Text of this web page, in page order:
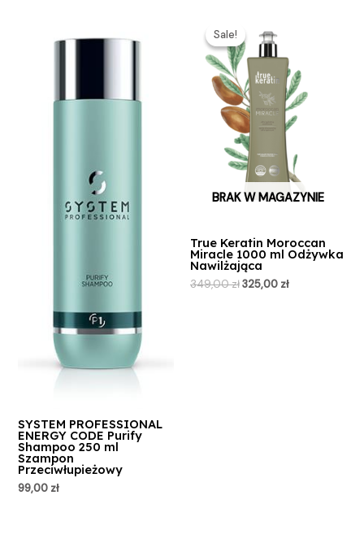
SYSTEM PROFESSIONAL
ENERGY CODE Purify
Shampoo 250 ml
Szampon
Przeciwłupieżowy
99,00 zł
Sale!
BRAK W MAGAZYNIE
Sale!
True Keratin Moroccan
Miracle 1000 ml Odżywka
Nawilżająca
349,00zł
cena
wynosiła:
349,00 zł.
325,00 zł
325,00 zł.